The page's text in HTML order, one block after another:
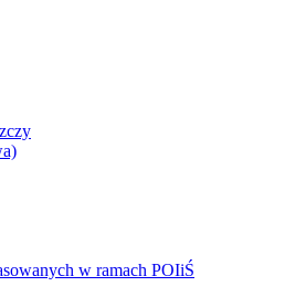
w ramach POIiŚ